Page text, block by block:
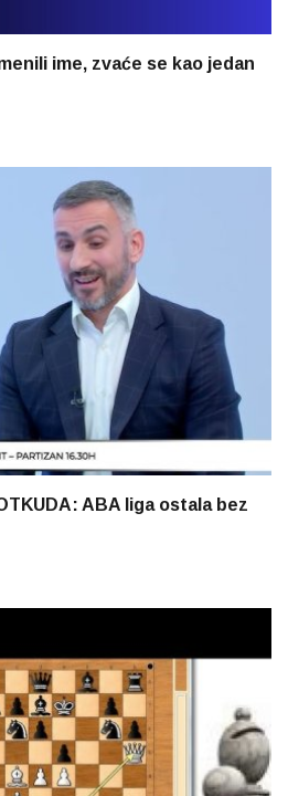
ime, zvaće se kao jedan
ABA liga ostala bez